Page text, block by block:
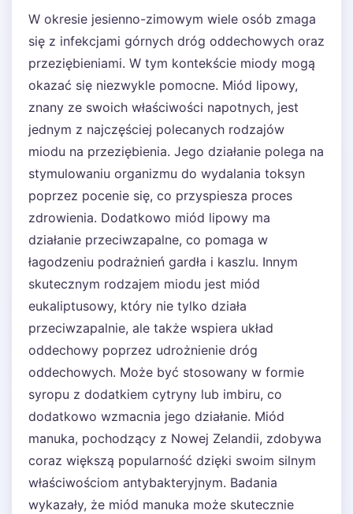
W okresie jesienno-zimowym wiele osób zmaga
się z infekcjami górnych dróg oddechowych oraz
przeziębieniami. W tym kontekście miody mogą
okazać się niezwykle pomocne. Miód lipowy,
znany ze swoich właściwości napotnych, jest
jednym z najczęściej polecanych rodzajów
miodu na przeziębienia. Jego działanie polega na
stymulowaniu organizmu do wydalania toksyn
poprzez pocenie się, co przyspiesza proces
zdrowienia. Dodatkowo miód lipowy ma
działanie przeciwzapalne, co pomaga w
łagodzeniu podrażnień gardła i kaszlu. Innym
skutecznym rodzajem miodu jest miód
eukaliptusowy, który nie tylko działa
przeciwzapalnie, ale także wspiera układ
oddechowy poprzez udrożnienie dróg
oddechowych. Może być stosowany w formie
syropu z dodatkiem cytryny lub imbiru, co
dodatkowo wzmacnia jego działanie. Miód
manuka, pochodzący z Nowej Zelandii, zdobywa
coraz większą popularność dzięki swoim silnym
właściwościom antybakteryjnym. Badania
wykazały, że miód manuka może skutecznie